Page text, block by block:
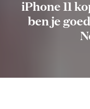
iPhone 11
ben je